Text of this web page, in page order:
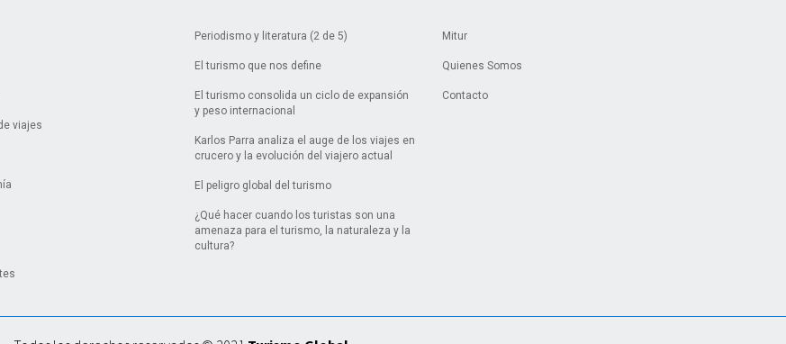
viajes
Periodismo y literatura (2 de 5)
El turismo que nos define
El turismo consolida un ciclo de expansión
y peso internacional
Karlos Parra analiza el auge de los viajes en
crucero y la evolución del viajero actual
El peligro global del turismo
¿Qué hacer cuando los turistas son una
amenaza para el turismo, la naturaleza y la
cultura?
Mitur
Quienes Somos
Contacto